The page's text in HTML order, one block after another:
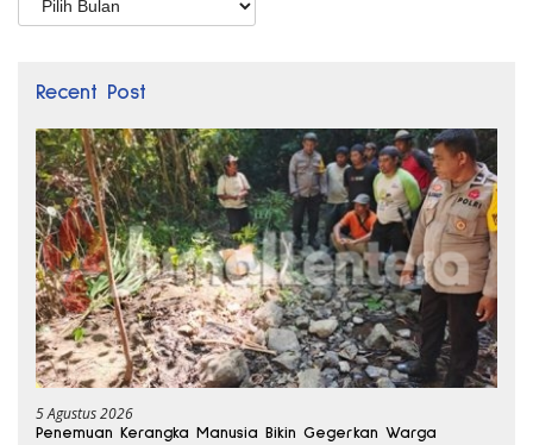
Recent Post
5 Agustus 2026
Penemuan Kerangka Manusia Bikin Gegerkan Warga